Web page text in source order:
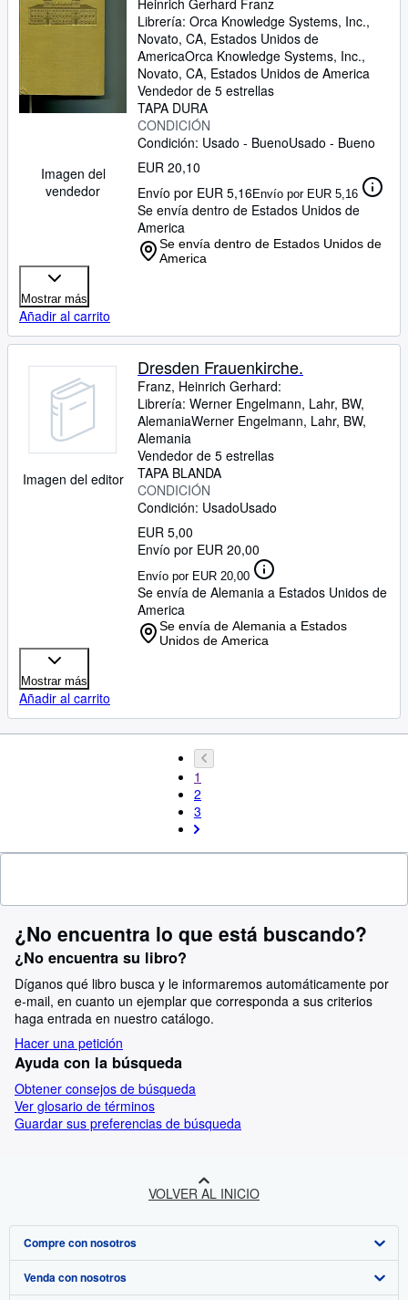
Imagen del
vendedor
bohmischen Barockbaukunst
Heinrich Gerhard Franz
Librería: Orca Knowledge Systems, Inc.,
Novato, CA, Estados Unidos de
AmericaOrca Knowledge Systems, Inc.,
Novato, CA, Estados Unidos de America
Vendedor de 5 estrellas
TAPA DURA
CONDICIÓN
Condición: Usado - BuenoUsado - Bueno
EUR 20,10
Envío por EUR 5,16Envío por EUR 5,16
Se envía dentro de Estados Unidos de
America
Se envía dentro de Estados Unidos de
America
Mostrar más
Añadir al carrito
Imagen del editor
Dresden Frauenkirche.
Franz, Heinrich Gerhard:
Librería: Werner Engelmann, Lahr, BW,
AlemaniaWerner Engelmann, Lahr, BW,
Alemania
Vendedor de 5 estrellas
TAPA BLANDA
CONDICIÓN
Condición: UsadoUsado
EUR 5,00
Envío por EUR 20,00
Envío por EUR 20,00
Se envía de Alemania a Estados Unidos de
America
Se envía de Alemania a Estados
Unidos de America
Mostrar más
Añadir al carrito
1
2
3
¿No encuentra lo que está buscando?
¿No encuentra su libro?
Díganos qué libro busca y le informaremos automáticamente por
e-mail, en cuanto un ejemplar que corresponda a sus criterios
haga entrada en nuestro catálogo.
Hacer una petición
Ayuda con la búsqueda
Obtener consejos de búsqueda
Ver glosario de términos
Guardar sus preferencias de búsqueda
VOLVER AL INICIO
Compre con nosotros
Búsqueda avanzada
Venda con nosotros